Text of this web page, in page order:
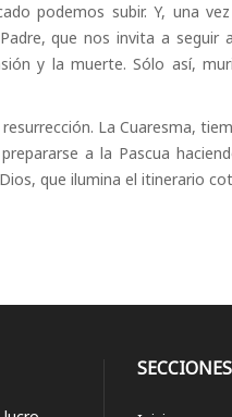
podemos subir. Y, una
que nos invita a
y la muerte. Sólo así,
La Cuaresma,
a la Pascua
que ilumina el itinerario
SECCIONES